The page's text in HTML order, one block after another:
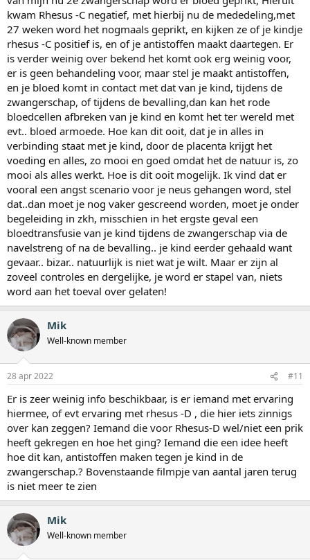
kwam Rhesus -C negatief, met hierbij nu de mededeling,met
27 weken word het nogmaals geprikt, en kijken ze of je kindje
rhesus -C positief is, en of je antistoffen maakt daartegen. Er
is verder weinig over bekend het komt ook erg weinig voor,
er is geen behandeling voor, maar stel je maakt antistoffen,
en je bloed komt in contact met dat van je kind, tijdens de
zwangerschap, of tijdens de bevalling,dan kan het rode
bloedcellen afbreken van je kind en komt het ter wereld met
evt.. bloed armoede. Hoe kan dit ooit, dat je in alles in
verbinding staat met je kind, door de placenta krijgt het
voeding en alles, zo mooi en goed omdat het de natuur is, zo
mooi als alles werkt. Hoe is dit ooit mogelijk. Ik vind dat er
vooral een angst scenario voor je neus gehangen word, stel
dat..dan moet je nog vaker gescreend worden, moet je onder
begeleiding in zkh, misschien in het ergste geval een
bloedtransfusie van je kind tijdens de zwangerschap via de
navelstreng of na de bevalling.. je kind eerder gehaald want
gevaar.. bizar.. natuurlijk is niet wat je wilt. Maar er zijn al
zoveel controles en dergelijke, je word er stapel van, niets
word aan het toeval over gelaten!
Mik
Well-known member
28 apr 2022 #11
Er is zeer weinig info beschikbaar, is er iemand met ervaring
hiermee, of evt ervaring met rhesus -D , die hier iets zinnigs
over kan zeggen? Iemand die voor Rhesus-D wel/niet een prik
heeft gekregen en hoe het ging? Iemand die een idee heeft
hoe dit kan, antistoffen maken tegen je kind in de
zwangerschap.? Bovenstaande filmpje van aantal jaren terug
is niet meer te zien
Mik
Well-known member